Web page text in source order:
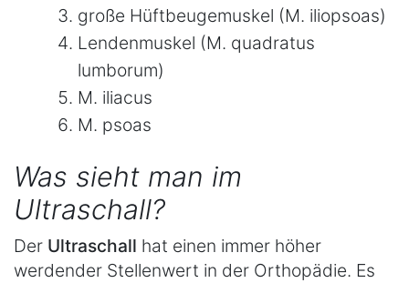
große Hüftbeugemuskel (M. iliopsoas)
Lendenmuskel (M. quadratus
lumborum)
M. iliacus
M. psoas
Was sieht man im
Ultraschall?
Der Ultraschall hat einen immer höher
werdender Stellenwert in der Orthopädie. Es